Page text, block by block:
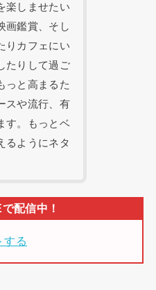
楽しませたい
画鑑賞、そし
りカフェにい
たりして過ご
っと高まるた
スや流行、有
す。もっとベ
るようにネタ
する